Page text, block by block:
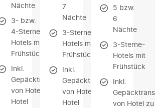
Nächte
3- bzw.
4-Sterne-
Hotels mit
Frühstück
Inkl.
Gepäcktransfer
von Hotel zu
Hotel
7
Nächte
3-Sterne-
Hotels mit
Frühstück
Inkl.
Gepäcktransfer
von Hotel zu
Hotel
5 bzw.
6
Nächte
3-Sterne-
Hotels mit
Frühstück
Inkl.
von Hotel zu